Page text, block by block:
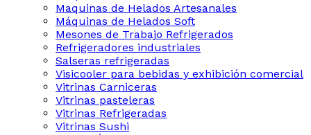
Maquinas de Helados Artesanales
Máquinas de Helados Soft
Mesones de Trabajo Refrigerados
Refrigeradores industriales
Salseras refrigeradas
Visicooler para bebidas y exhibición comercial
Vitrinas Carniceras
Vitrinas pasteleras
Vitrinas Refrigeradas
Vitrinas Sushi